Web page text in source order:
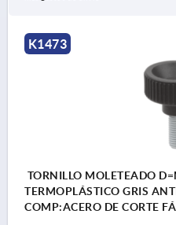
K1473
TORNILLO MOLETEADO
TERMOPLÁSTICO GRIS
COMP:ACERO DE CORTE